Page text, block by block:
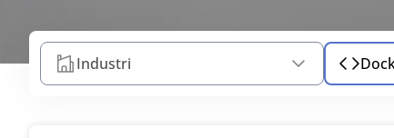
Industri